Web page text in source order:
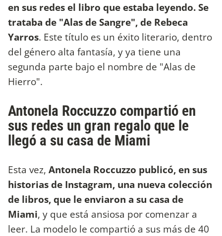
en sus redes el libro que estaba leyendo. Se
trataba de "Alas de Sangre", de Rebeca
Yarros. Este título es un éxito literario, dentro
del género alta fantasía, y ya tiene una
segunda parte bajo el nombre de "Alas de
Hierro".
Antonela Roccuzzo compartió en
sus redes un gran regalo que le
llegó a su casa de Miami
Esta vez, Antonela Roccuzzo publicó, en sus
historias de Instagram, una nueva colección
de libros, que le enviaron a su casa de
Miami, y que está ansiosa por comenzar a
leer. La modelo le compartió a sus más de 40